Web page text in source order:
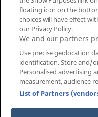
floating icon on the
choices will have effect
our Privacy Policy.
We and our partners
Use precise geolocation
identification. Store and/
Personalised advertising
measurement, audience
List of Partners